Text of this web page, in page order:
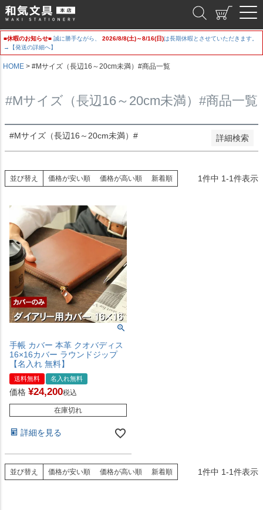
■休暇のお知らせ■ 誠に勝手ながら、 2026/8/8(土)～8/16(日)は長期休暇とさせていただきます。
→【発送の詳細へ】
HOME #Mサイズ（長辺16～20cm未満）#商品一覧
#Mサイズ（長辺16～20cm未満）#商品一覧
#Mサイズ（長辺16～20cm未満）# 詳細検索
登録順
価格が安い順
価格が高い順
優先度順
レビュー順
検索
並び替え 価格が安い順 価格が高い順 新着順 1件中 1-1件表示
手帳 カバー 本革 クオバディス
16×16カバー ラウンドジップ
【名入れ 無料】
送料無料 名入れ無料
価格 ¥24,200税込
在庫切れ
詳細を見る
並び替え 価格が安い順 価格が高い順 新着順 1件中 1-1件表示